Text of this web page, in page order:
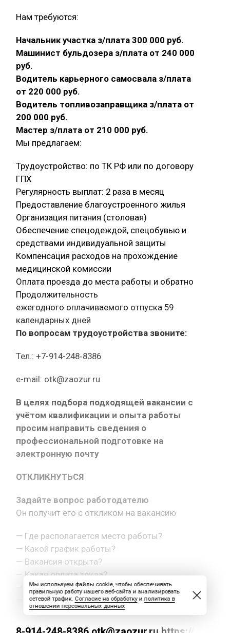
Нам требуются:
Начальник участка з/плата 300 000 руб.
Машинист бульдозера з/плата от 240 000
руб.
Водитель карьерного самосвала з/плата
от 220 000 руб.
Водитель топливозаправщика з/плата от
200 000 руб.
Мастер з/плата от 210 000 руб.
Мы предлагаем:
Трудоустройство: по ТК РФ или по договору
ГПХ
Регулярность выплат: 2 раза в месяц
Предоставление благоустроенного жилья
Организация питания (столовая)
Обеспечение спецодеждой, спецобувью и
средствами индивидуальной защиты
Компенсация расходов на прохождение
медицинской комиссии
Оплата проезда до места работы и обратно
Продолжительность
ежегодного оплачиваемого отпуска 59
календарных дней
По вопросам трудоустройства звоните:
Тел.: +7-914-248‑8386
e-mail: otk@zaozur.ru
В целях подбора подходящей вакансии с
учётом квалификации и опыта работы
просим направить сведения о
профессиональной подготовке на
электронную почту
ОТКЛИКНУТЬСЯ
Задайте вопрос работодателю
Он получит его с откликом на вакансию
— Где располагается место работы?
— Какой график работы?
— Вакансия открыта?
— Какая оплата труда?
— Как с вами связаться?
— Другой вопрос.
Мы используем файлы cookie, чтобы обеспечивать
правильную работу нашего веб-сайта и анализировать
сетевой трафик. Согласие на обработкуи политика в
отношении персональных данных